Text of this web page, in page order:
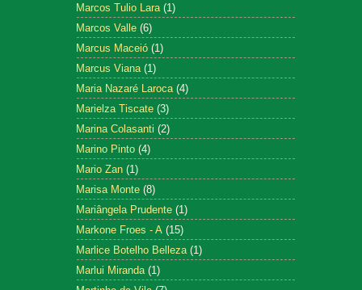
Marcos Tulio Lara (1)
Marcos Valle (6)
Marcus Maceió (1)
Marcus Viana (1)
Maria Nazaré Laroca (4)
Marielza Tiscate (3)
Marina Colasanti (2)
Marino Pinto (4)
Mario Zan (1)
Marisa Monte (8)
Mariângela Prudente (1)
Markone Froes - A (15)
Marlice Botelho Belleza (1)
Marlui Miranda (1)